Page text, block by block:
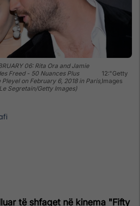
06: Rita Ora and Jamie
Freed - 50 Nuances Plus
on February 6, 2018 in Paris,
Segretain/Getty Images)
12:"Getty
Images
të shfaqet në kinema "Fifty